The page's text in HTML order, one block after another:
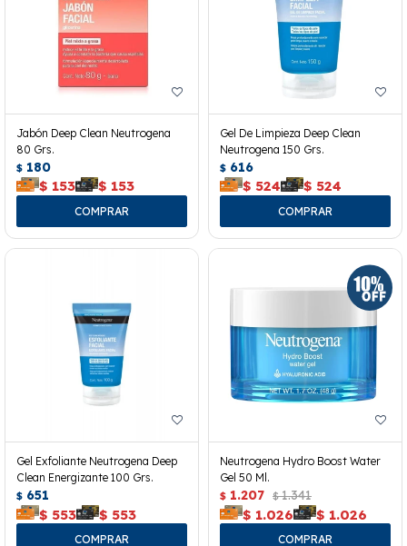
Jabón Deep Clean Neutrogena
80 Grs.
$ 180
$ 153 $ 153
Gel De Limpieza Deep Clean
Neutrogena 150 Grs.
$ 616
$ 524 $ 524
Gel Exfoliante Neutrogena Deep
Clean Energizante 100 Grs.
$ 651
$ 553 $ 553
Neutrogena Hydro Boost Water
Gel 50 Ml.
$ 1.207 $ 1.341
$ 1.026 $ 1.026